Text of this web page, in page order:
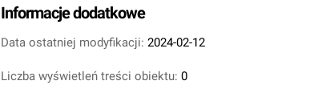
Informacje dodatkowe
Data ostatniej modyfikacji: 2024-02-12
Liczba wyświetleń treści obiektu: 0